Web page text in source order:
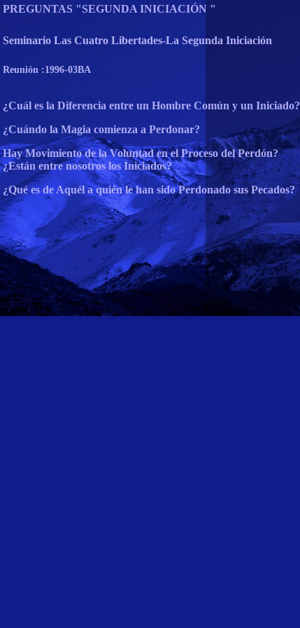
PREGUNTAS "SEGUNDA INICIACIÓN "
Seminario Las Cuatro Libertades-La Segunda Iniciación
Reunión :1996-03BA
¿Cuál es la Diferencia entre un Hombre Común y un Iniciado?
¿Cuándo la Magia comienza a Perdonar?
Hay Movimiento de la Voluntad en el Proceso del Perdón?
¿Están entre nosotros los Iniciados?
¿Qué es de Aquél a quién le han sido Perdonado sus Pecados?